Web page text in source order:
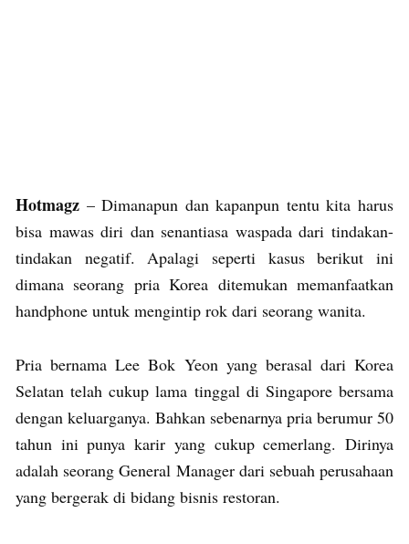
Hotmagz – Dimanapun dan kapanpun tentu kita harus
bisa mawas diri dan senantiasa waspada dari tindakan-
tindakan negatif. Apalagi seperti kasus berikut ini
dimana seorang pria Korea ditemukan memanfaatkan
handphone untuk mengintip rok dari seorang wanita.
Pria bernama Lee Bok Yeon yang berasal dari Korea
Selatan telah cukup lama tinggal di Singapore bersama
dengan keluarganya. Bahkan sebenarnya pria berumur 50
tahun ini punya karir yang cukup cemerlang. Dirinya
adalah seorang General Manager dari sebuah perusahaan
yang bergerak di bidang bisnis restoran.